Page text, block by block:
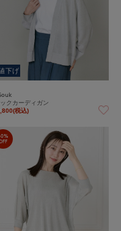
下げ
クカーディガン
税込)